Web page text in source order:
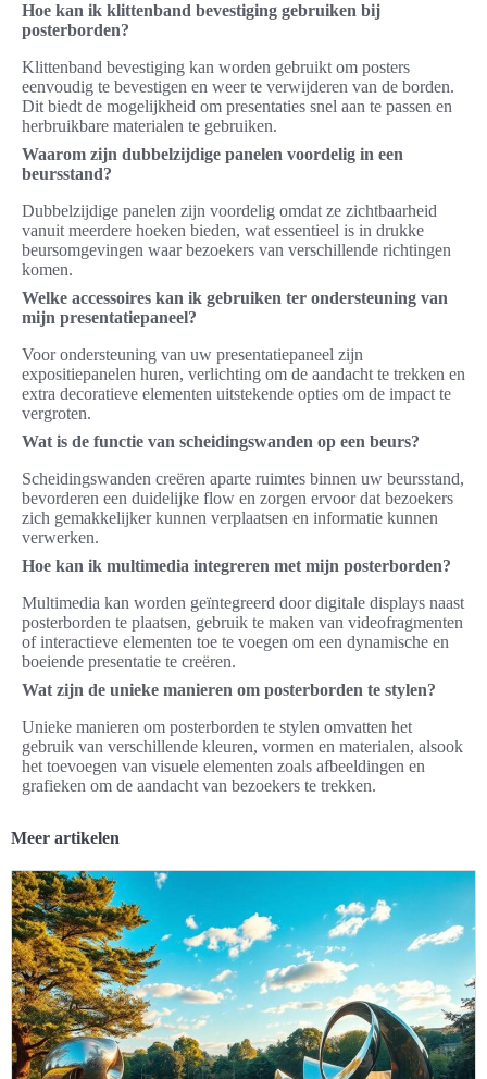
Hoe kan ik klittenband bevestiging gebruiken bij
posterborden?
Klittenband bevestiging kan worden gebruikt om posters
eenvoudig te bevestigen en weer te verwijderen van de borden.
Dit biedt de mogelijkheid om presentaties snel aan te passen en
herbruikbare materialen te gebruiken.
Waarom zijn dubbelzijdige panelen voordelig in een
beursstand?
Dubbelzijdige panelen zijn voordelig omdat ze zichtbaarheid
vanuit meerdere hoeken bieden, wat essentieel is in drukke
beursomgevingen waar bezoekers van verschillende richtingen
komen.
Welke accessoires kan ik gebruiken ter ondersteuning van
mijn presentatiepaneel?
Voor ondersteuning van uw presentatiepaneel zijn
expositiepanelen huren, verlichting om de aandacht te trekken en
extra decoratieve elementen uitstekende opties om de impact te
vergroten.
Wat is de functie van scheidingswanden op een beurs?
Scheidingswanden creëren aparte ruimtes binnen uw beursstand,
bevorderen een duidelijke flow en zorgen ervoor dat bezoekers
zich gemakkelijker kunnen verplaatsen en informatie kunnen
verwerken.
Hoe kan ik multimedia integreren met mijn posterborden?
Multimedia kan worden geïntegreerd door digitale displays naast
posterborden te plaatsen, gebruik te maken van videofragmenten
of interactieve elementen toe te voegen om een dynamische en
boeiende presentatie te creëren.
Wat zijn de unieke manieren om posterborden te stylen?
Unieke manieren om posterborden te stylen omvatten het
gebruik van verschillende kleuren, vormen en materialen, alsook
het toevoegen van visuele elementen zoals afbeeldingen en
grafieken om de aandacht van bezoekers te trekken.
Meer artikelen